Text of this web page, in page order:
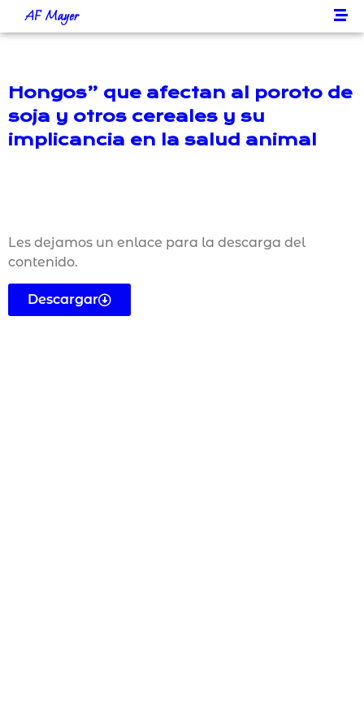
AF Mayer
Hongos” que afectan al poroto de
soja y otros cereales y su
implicancia en la salud animal
Les dejamos un enlace para la descarga del
contenido.
Descargar